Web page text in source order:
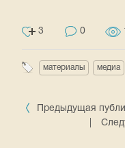
3 0
материалы медиа
Предыдущая